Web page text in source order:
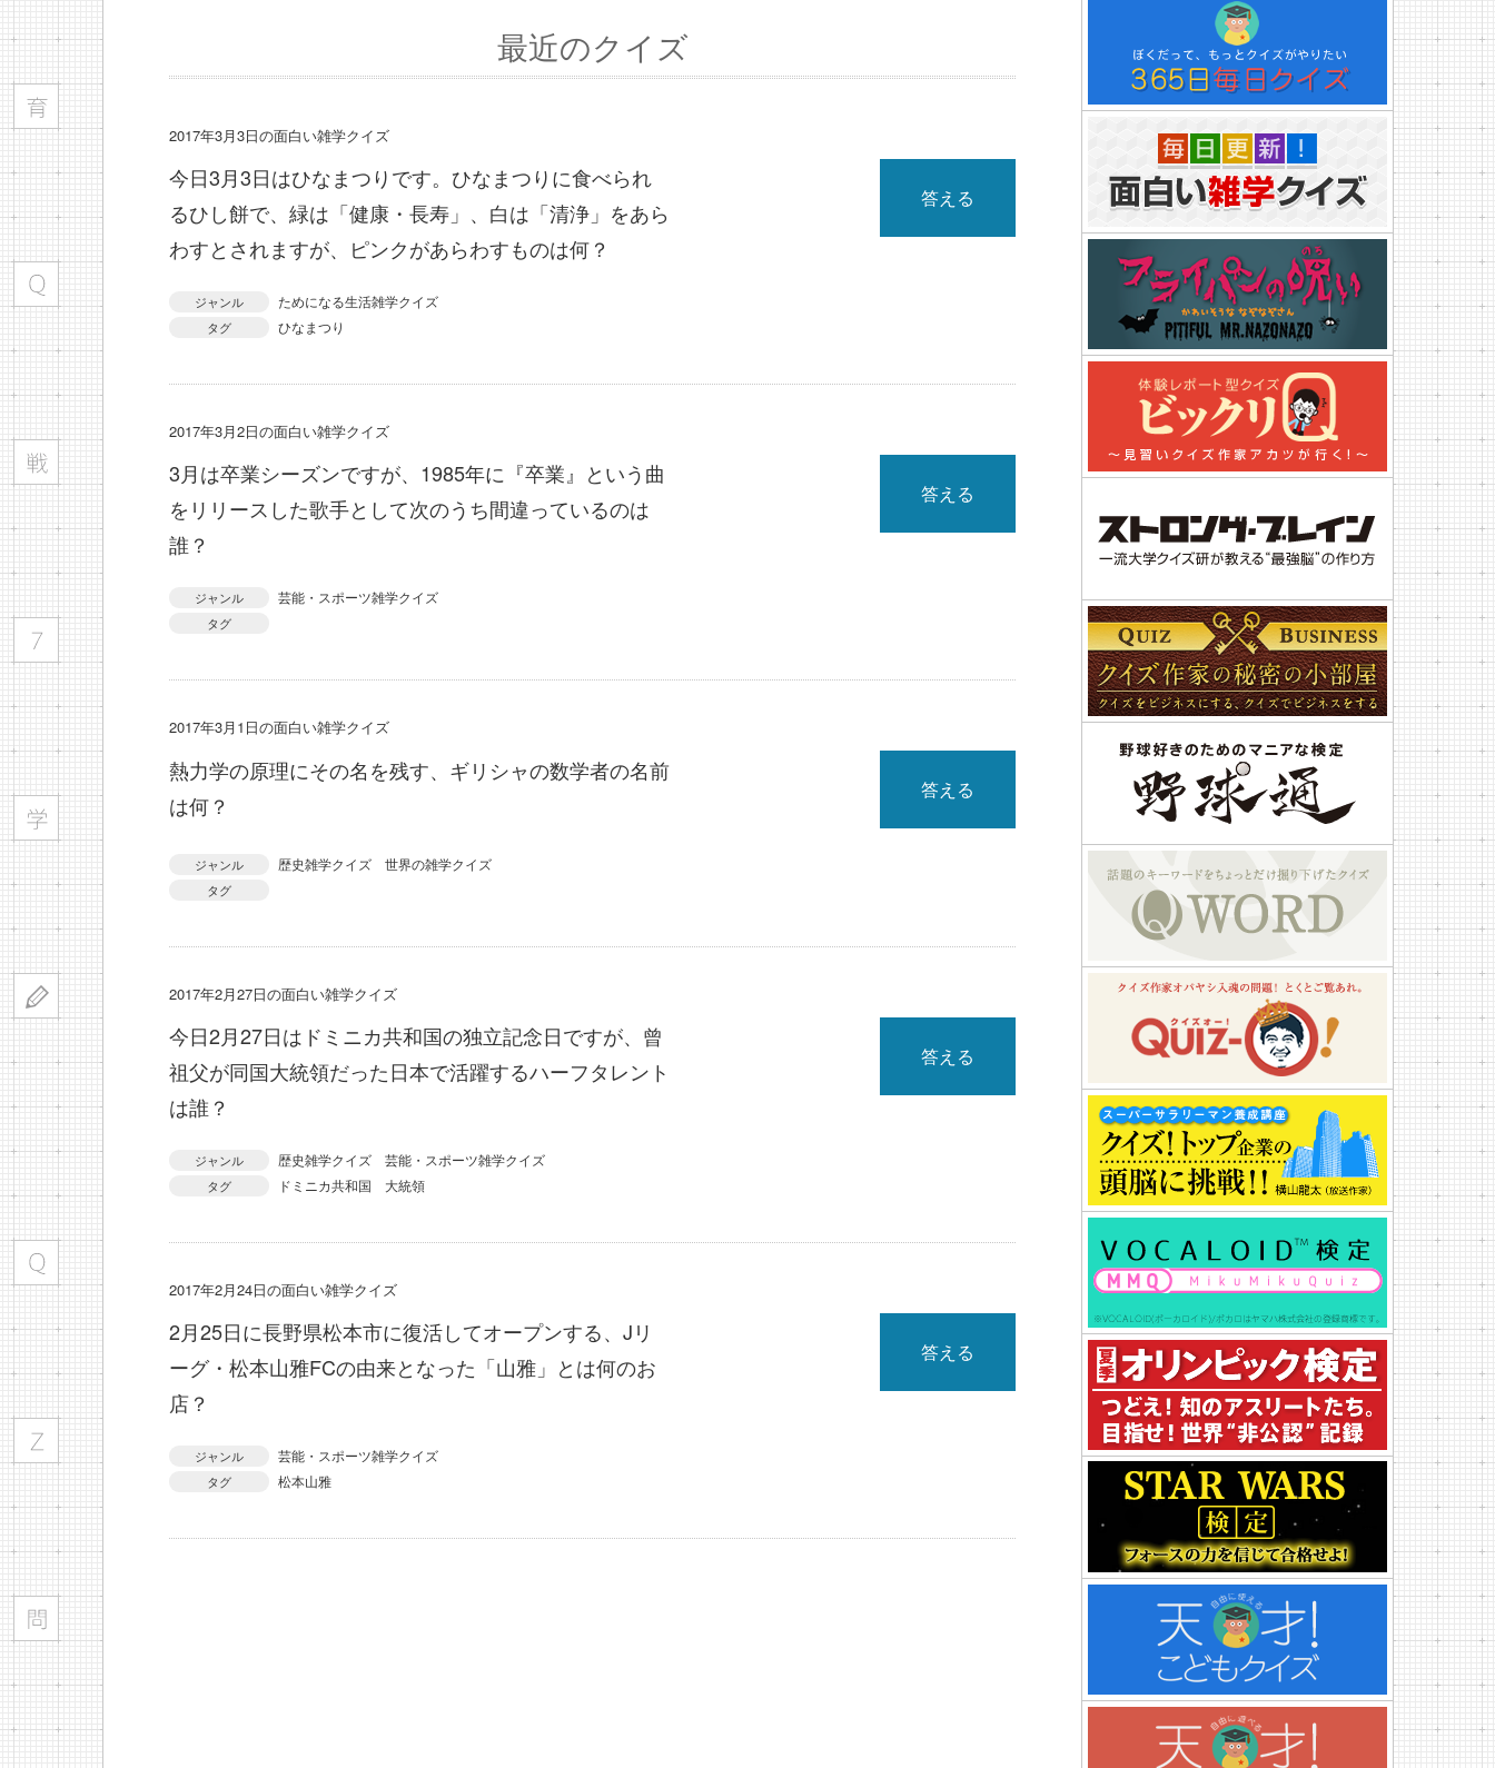
最近のクイズ
2017年3月3日の面白い雑学クイズ
今日3月3日はひなまつりです。ひなまつりに食べられ
るひし餅で、緑は「健康・長寿」、白は「清浄」をあら
わすとされますが、ピンクがあらわすものは何？
答える
ジャンル ためになる生活雑学クイズ
タグ ひなまつり
2017年3月2日の面白い雑学クイズ
3月は卒業シーズンですが、1985年に『卒業』という曲
をリリースした歌手として次のうち間違っているのは
誰？
答える
ジャンル 芸能・スポーツ雑学クイズ
タグ
2017年3月1日の面白い雑学クイズ
熱力学の原理にその名を残す、ギリシャの数学者の名前
は何？
答える
ジャンル 歴史雑学クイズ 世界の雑学クイズ
タグ
2017年2月27日の面白い雑学クイズ
今日2月27日はドミニカ共和国の独立記念日ですが、曾
祖父が同国大統領だった日本で活躍するハーフタレント
は誰？
答える
ジャンル 歴史雑学クイズ 芸能・スポーツ雑学クイズ
タグ ドミニカ共和国 大統領
2017年2月24日の面白い雑学クイズ
2月25日に長野県松本市に復活してオープンする、Jリ
ーグ・松本山雅FCの由来となった「山雅」とは何のお
店？
答える
ジャンル 芸能・スポーツ雑学クイズ
タグ 松本山雅